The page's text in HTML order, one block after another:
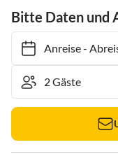
Bitte Daten und
Anreise-